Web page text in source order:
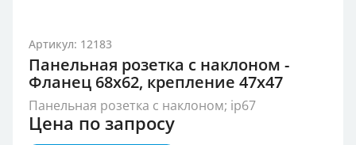
Артикул: 12183
Панельная розетка с наклоном -
Фланец 68x62, крепление 47x47
Панельная розетка с наклоном; ip67
Цена по запросу